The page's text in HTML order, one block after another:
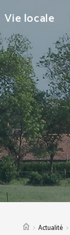
Vie locale
> Actualité >